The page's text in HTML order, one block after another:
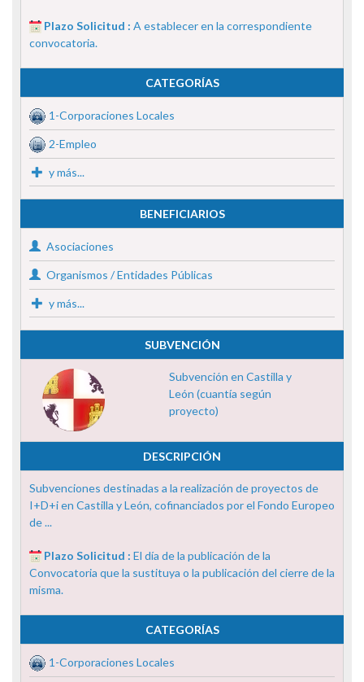
Plazo Solicitud : A establecer en la correspondiente
convocatoria.
CATEGORÍAS
1-Corporaciones Locales
2-Empleo
y más...
BENEFICIARIOS
Asociaciones
Organismos / Entidades Públicas
y más...
SUBVENCIÓN
Subvención en Castilla y
León (cuantía según
proyecto)
DESCRIPCIÓN
Subvenciones destinadas a la realización de proyectos de
I+D+i en Castilla y León, cofinanciados por el Fondo Europeo
de ...
Plazo Solicitud : El día de la publicación de la
Convocatoria que la sustituya o la publicación del cierre de la
misma.
CATEGORÍAS
1-Corporaciones Locales